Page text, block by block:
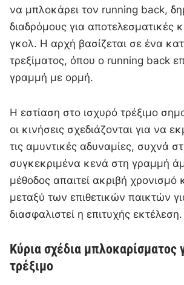
να μπλοκάρει τον running back,
διαδρόμους για αποτελεσματικές
γκολ. Η αρχή βασίζεται σε ένα
τρεξίματος, όπου ο running back
γραμμή με ορμή.
Η εστίαση στο ισχυρό τρέξιμο
οι κινήσεις σχεδιάζονται για να
τις αμυντικές αδυναμίες, συχνά
συγκεκριμένα κενά στη γραμμή
μέθοδος απαιτεί ακριβή χρονισμό
μεταξύ των επιθετικών παικτών
διασφαλιστεί η επιτυχής εκτέλεση.
Κύρια σχέδια μπλοκαρίσματος
τρέξιμο